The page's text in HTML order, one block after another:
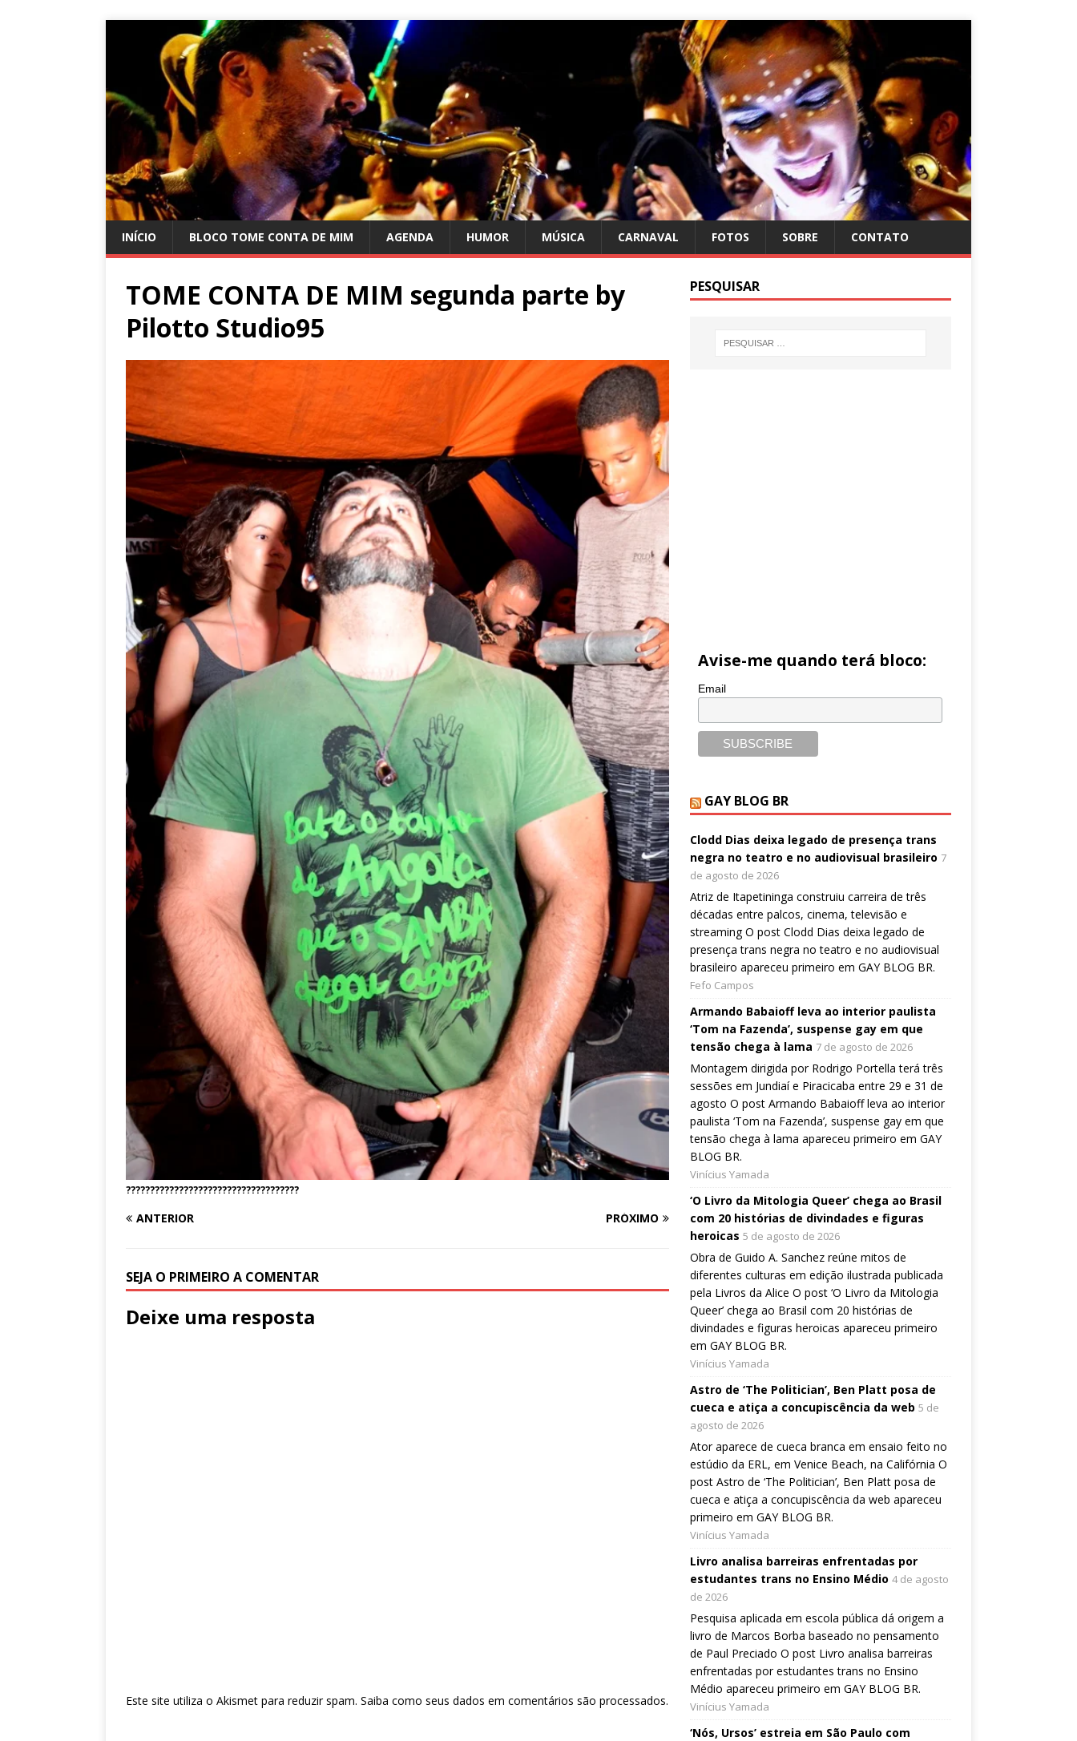
INÍCIO BLOCO TOME CONTA DE MIM AGENDA HUMOR MÚSICA CARNAVAL FOTOS SOBRE CONTATO
TOME CONTA DE MIM segunda parte by
Pilotto Studio95
????????????????????????????????????
ANTERIOR PRÓXIMO
SEJA O PRIMEIRO A COMENTAR
Deixe uma resposta
Este site utiliza o Akismet para reduzir spam. Saiba como seus dados em comentários são processados.
PESQUISAR
Avise-me quando terá bloco:
Email
GAY BLOG BR
Clodd Dias deixa legado de presença trans
negra no teatro e no audiovisual brasileiro 7
de agosto de 2026
Atriz de Itapetininga construiu carreira de três
décadas entre palcos, cinema, televisão e
streaming O post Clodd Dias deixa legado de
presença trans negra no teatro e no audiovisual
brasileiro apareceu primeiro em GAY BLOG BR.
Fefo Campos
Armando Babaioff leva ao interior paulista
‘Tom na Fazenda’, suspense gay em que
tensão chega à lama 7 de agosto de 2026
Montagem dirigida por Rodrigo Portella terá três
sessões em Jundiaí e Piracicaba entre 29 e 31 de
agosto O post Armando Babaioff leva ao interior
paulista ‘Tom na Fazenda’, suspense gay em que
tensão chega à lama apareceu primeiro em GAY
BLOG BR.
Vinícius Yamada
‘O Livro da Mitologia Queer’ chega ao Brasil
com 20 histórias de divindades e figuras
heroicas 5 de agosto de 2026
Obra de Guido A. Sanchez reúne mitos de
diferentes culturas em edição ilustrada publicada
pela Livros da Alice O post ‘O Livro da Mitologia
Queer’ chega ao Brasil com 20 histórias de
divindades e figuras heroicas apareceu primeiro
em GAY BLOG BR.
Vinícius Yamada
Astro de ‘The Politician’, Ben Platt posa de
cueca e atiça a concupiscência da web 5 de
agosto de 2026
Ator aparece de cueca branca em ensaio feito no
estúdio da ERL, em Venice Beach, na Califórnia O
post Astro de ‘The Politician’, Ben Platt posa de
cueca e atiça a concupiscência da web apareceu
primeiro em GAY BLOG BR.
Vinícius Yamada
Livro analisa barreiras enfrentadas por
estudantes trans no Ensino Médio 4 de agosto
de 2026
Pesquisa aplicada em escola pública dá origem a
livro de Marcos Borba baseado no pensamento
de Paul Preciado O post Livro analisa barreiras
enfrentadas por estudantes trans no Ensino
Médio apareceu primeiro em GAY BLOG BR.
Vinícius Yamada
‘Nós, Ursos’ estreia em São Paulo com